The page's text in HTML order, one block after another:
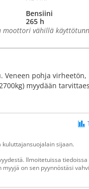
Bensiini
265 h
moottori vähillä
Veneen pohja virheetön,
myydään
kuluttajansuojalain sijaan.
Ilmoitetuissa tiedoissa
on sen pyynnöstäsi